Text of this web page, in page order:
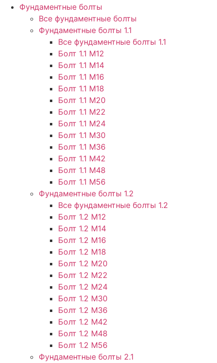
Фундаментные болты
Все фундаментные болты
Фундаментные болты 1.1
Все фундаментные болты 1.1
Болт 1.1 М12
Болт 1.1 М14
Болт 1.1 М16
Болт 1.1 М18
Болт 1.1 М20
Болт 1.1 М22
Болт 1.1 М24
Болт 1.1 М30
Болт 1.1 М36
Болт 1.1 М42
Болт 1.1 М48
Болт 1.1 М56
Фундаментные болты 1.2
Все фундаментные болты 1.2
Болт 1.2 М12
Болт 1.2 М14
Болт 1.2 М16
Болт 1.2 М18
Болт 1.2 М20
Болт 1.2 М22
Болт 1.2 М24
Болт 1.2 М30
Болт 1.2 М36
Болт 1.2 М42
Болт 1.2 М48
Болт 1.2 М56
Фундаментные болты 2.1